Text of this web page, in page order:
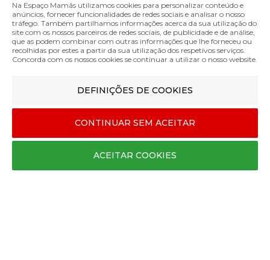
Livro de Reclamações
Na Espaço Mamãs utilizamos cookies para personalizar conteúdo e
anúncios, fornecer funcionalidades de redes sociais e analisar o nosso
tráfego. Também partilhamos informações acerca da sua utilização do
site com os nossos parceiros de redes sociais, de publicidade e de análise,
que as podem combinar com outras informações que lhe forneceu ou
recolhidas por estes a partir da sua utilização dos respetivos serviços.
Concorda com os nossos cookies se continuar a utilizar o nosso website.
DEFINIÇÕES DE COOKIES
CONTINUAR SEM ACEITAR
ACEITAR COOKIES